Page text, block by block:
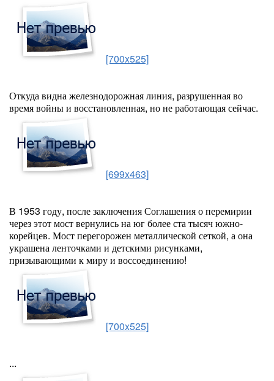
[700x525]
Откуда видна железнодорожная линия, разрушенная во
время войны и восстановленная, но не работающая сейчас.
[699x463]
В 1953 году, после заключения Соглашения о перемирии
через этот мост вернулись на юг более ста тысяч южно-
корейцев. Мост перегорожен металлической сеткой, а она
украшена ленточками и детскими рисунками,
призывающими к миру и воссоединению!
[700x525]
...